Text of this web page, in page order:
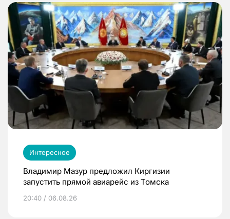
Интересное
Владимир Мазур предложил Киргизии
запустить прямой авиарейс из Томска
20:40 / 06.08.26